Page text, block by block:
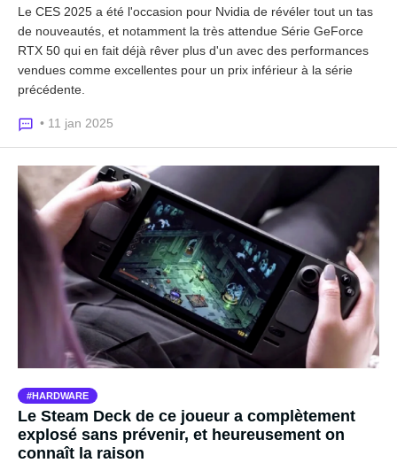
Le CES 2025 a été l'occasion pour Nvidia de révéler tout un tas
de nouveautés, et notamment la très attendue Série GeForce
RTX 50 qui en fait déjà rêver plus d'un avec des performances
vendues comme excellentes pour un prix inférieur à la série
précédente.
• 11 jan 2025
HARDWARE
Le Steam Deck de ce joueur a complètement
explosé sans prévenir, et heureusement on
connaît la raison